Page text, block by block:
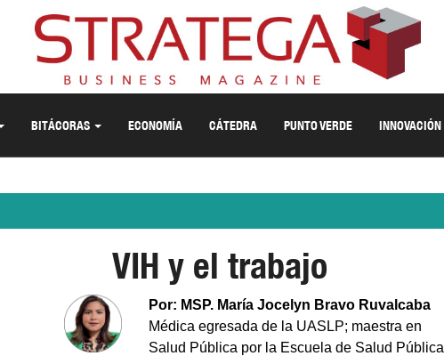
BITÁCORAS ECONOMÍA CÁTEDRA PUNTO VERDE INNOVACIÓN
VIH y el trabajo
Por: MSP. María Jocelyn Bravo Ruvalcaba
Médica egresada de la UASLP; maestra en
Salud Pública por la Escuela de Salud Pública